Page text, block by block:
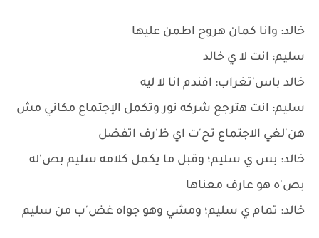
خالد: وانا كمان هروح اطمن عليها
سليم: انت لا ي خالد
خالد باس'تغراب: افندم انا لا ليه
سليم: انت هترجع شركه نور وتكمل الإجتماع مكاني مش
هن'لغي الاجتماع تح'ت اي ظ'رف اتفضل
خالد: بس ي سليم؛ وقبل ما يكمل كلامه سليم بص'له
بص'ه هو عارف معناها
خالد: تمام ي سليم؛ ومشي وهو جواه غض'ب من سليم